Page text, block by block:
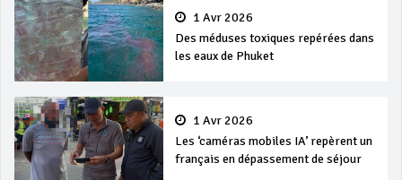
1 Avr 2026
Des méduses toxiques repérées dans
les eaux de Phuket
1 Avr 2026
Les ‘caméras mobiles IA’ repèrent un
français en dépassement de séjour